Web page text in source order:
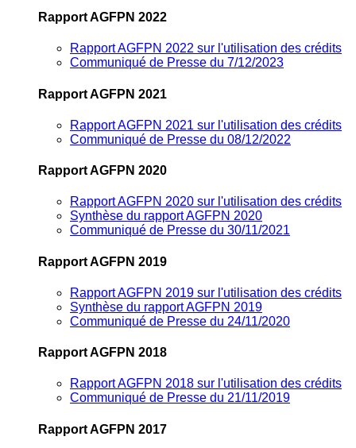
Rapport AGFPN 2022
Rapport AGFPN 2022 sur l'utilisation des crédits
Communiqué de Presse du 7/12/2023
Rapport AGFPN 2021
Rapport AGFPN 2021 sur l'utilisation des crédits
Communiqué de Presse du 08/12/2022
Rapport AGFPN 2020
Rapport AGFPN 2020 sur l'utilisation des crédits
Synthèse du rapport AGFPN 2020
Communiqué de Presse du 30/11/2021
Rapport AGFPN 2019
Rapport AGFPN 2019 sur l'utilisation des crédits
Synthèse du rapport AGFPN 2019
Communiqué de Presse du 24/11/2020
Rapport AGFPN 2018
Rapport AGFPN 2018 sur l'utilisation des crédits
Communiqué de Presse du 21/11/2019
Rapport AGFPN 2017